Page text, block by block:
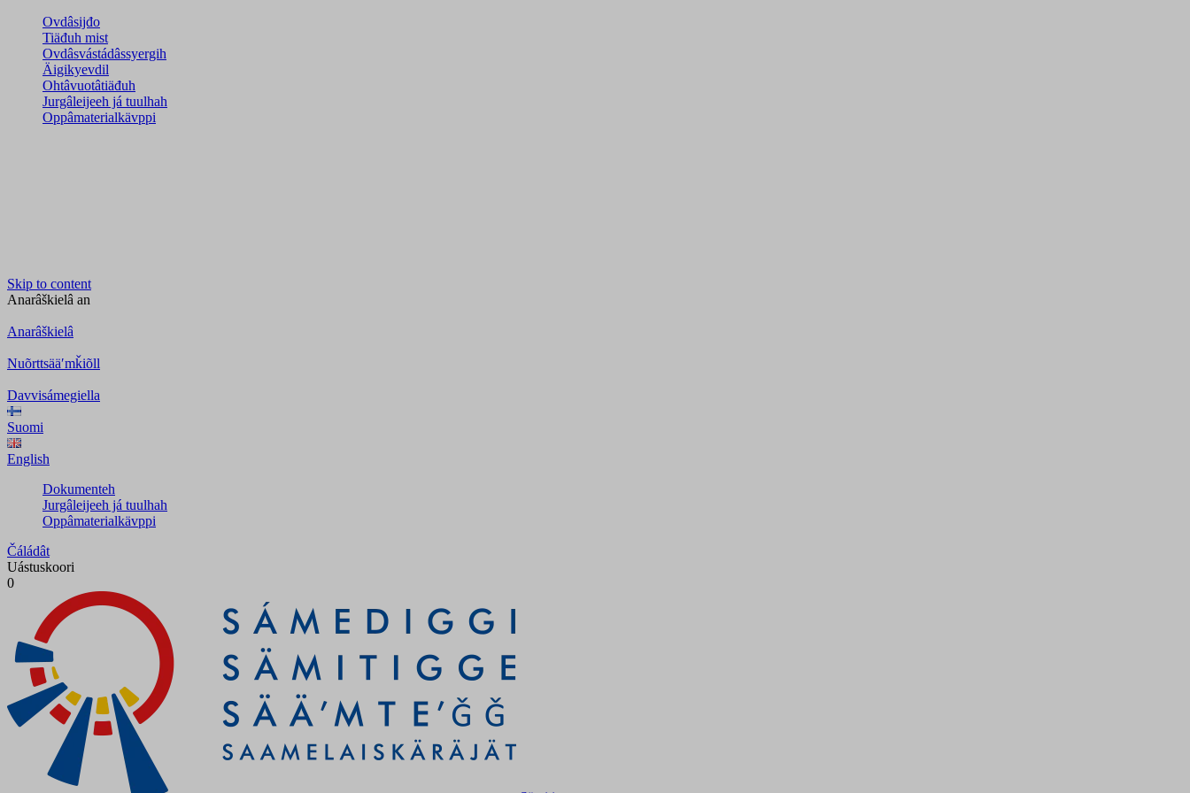
Ovdâsijđo
Tiäđuh mist
Ovdâsvástádâssyergih
Äigikyevdil
Ohtâvuotâtiäđuh
Jurgâleijeeh já tuulhah
Oppâmaterialkävppi
Skip to content
Anarâškielâ an
Anarâškielâ
Nuõrttsääʹmǩiõll
Davvisámegiella
Suomi
English
Dokumenteh
Jurgâleijeeh já tuulhah
Oppâmaterialkävppi
Čáládât
Uástuskoori
0